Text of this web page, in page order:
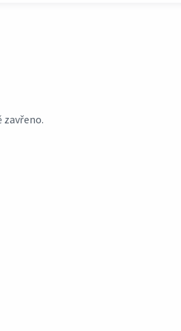
zavřeno.